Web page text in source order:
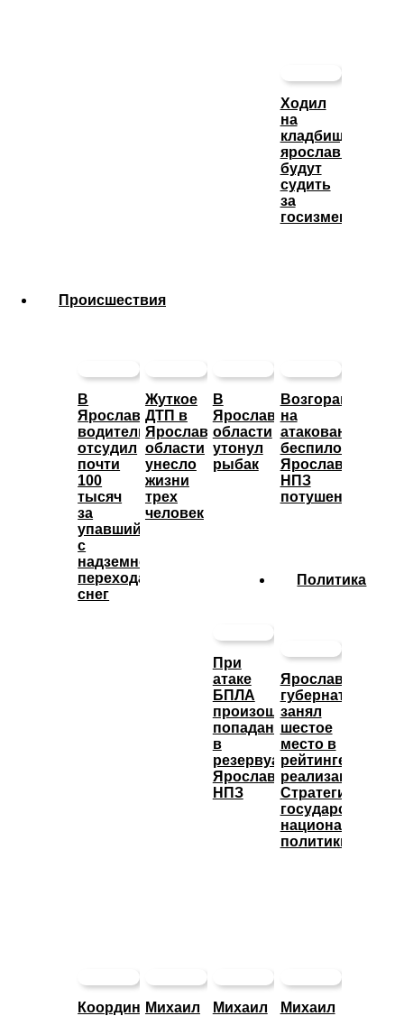
Ходил
на
кладбище:
ярославца
будут
судить
за
госизмену
Происшествия
В
Ярославле
водитель
отсудил
почти
100
тысяч
за
упавший
с
надземного
перехода
снег
Жуткое
ДТП в
Ярославской
области
унесло
жизни
трех
человек
В
Ярославской
области
утонул
рыбак
Возгорание
на
атакованном
беспилотниками
Ярославском
НПЗ
потушено
При
атаке
БПЛА
произошло
попадание
в
резервуары
Ярославского
НПЗ
Политика
Ярославский
губернатор
занял
шестое
место в
рейтинге
реализации
Стратегии
национальной
политики
Координационный
Михаил Михаил Михаил